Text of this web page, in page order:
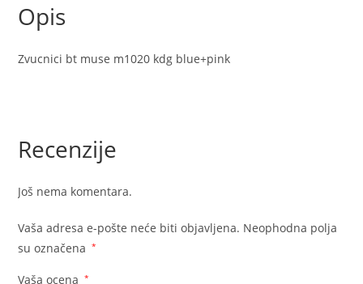
Opis
Zvucnici bt muse m1020 kdg blue+pink
Recenzije
Još nema komentara.
Vaša adresa e-pošte neće biti objavljena. Neophodna polja
su označena
*
Vaša ocena *